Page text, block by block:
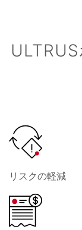
リスクの軽減